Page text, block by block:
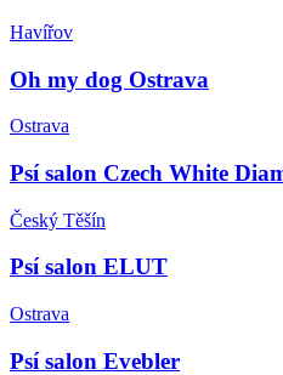
Havířov
Oh my dog Ostrava
Ostrava
Psí salon Czech White
Český Těšín
Psí salon ELUT
Ostrava
Psí salon Evebler